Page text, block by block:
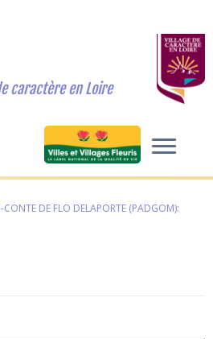
caractère en Loire
DE FLO DELAPORTE (PADGOM):